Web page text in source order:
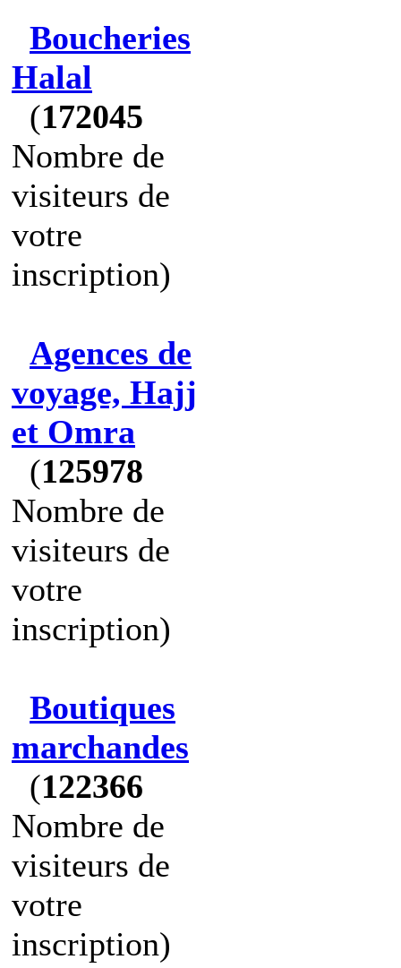
Boucheries
Halal
(172045
Nombre de
visiteurs de
votre
inscription)
Agences de
voyage, Hajj
et Omra
(125978
Nombre de
visiteurs de
votre
inscription)
Boutiques
marchandes
(122366
Nombre de
visiteurs de
votre
inscription)